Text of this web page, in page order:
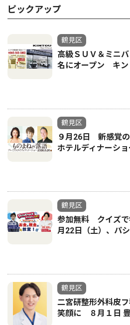
ピックアップ
鶴見区
高級ＳＵＶ＆ミニ
名にオープン キン
鶴見区
９月26日 新感覚
ホテルディナーショ
鶴見区
参加無料 クイズ
月22日（土）、パ
鶴見区
二宮研整形外科皮
笑顔に ８月１日